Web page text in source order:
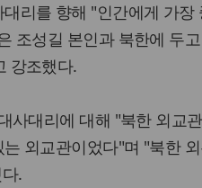
리를 향해 "인간에게 가
조성길 본인과 북한에 두
강조했다.
사대리에 대해 "북한 외교
외교관이었다"며 "북한
.